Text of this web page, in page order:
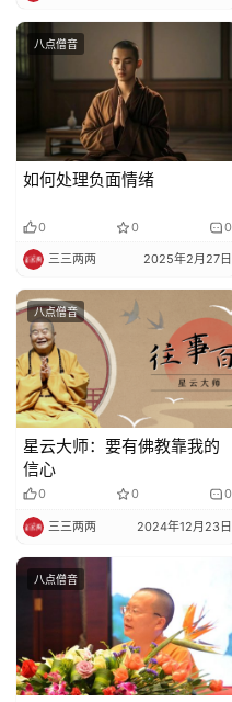
八点僧音
如何处理负面情绪
0 0 0
三三两两 2025年2月27日
八点僧音
星云大师：要有佛教靠我的
信心
0 0 0
三三两两 2024年12月23日
八点僧音